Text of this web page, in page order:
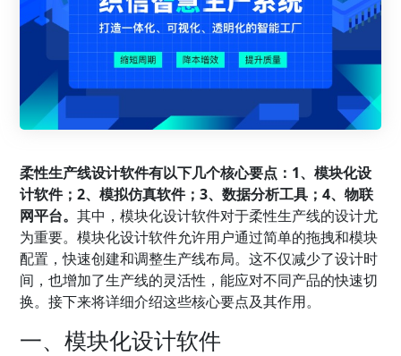
柔性生产线设计软件有以下几个核心要点：1、模块化设
计软件；2、模拟仿真软件；3、数据分析工具；4、物联
网平台。其中，模块化设计软件对于柔性生产线的设计尤
为重要。模块化设计软件允许用户通过简单的拖拽和模块
配置，快速创建和调整生产线布局。这不仅减少了设计时
间，也增加了生产线的灵活性，能应对不同产品的快速切
换。接下来将详细介绍这些核心要点及其作用。
一、模块化设计软件